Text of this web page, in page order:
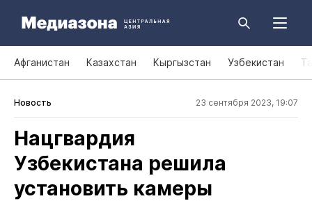
Афганистан Казахстан Кыргызстан Узбекистан
Новость 23 сентября 2023, 19:07
Нацгвардия
Узбекистана решила
установить камеры